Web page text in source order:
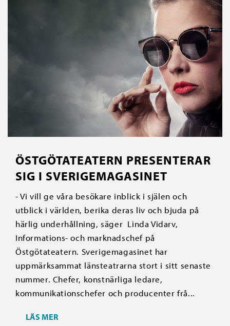
ÖSTGÖTATEATERN PRESENTERAR
SIG I SVERIGEMAGASINET
- Vi vill ge våra besökare inblick i själen och
utblick i världen, berika deras liv och bjuda på
härlig underhållning, säger Linda Vidarv,
Informations- och marknadschef på
Östgötateatern. Sverigemagasinet har
uppmärksammat länsteatrarna stort i sitt senaste
nummer. Chefer, konstnärliga ledare,
kommunikationschefer och producenter frå...
LÄS MER